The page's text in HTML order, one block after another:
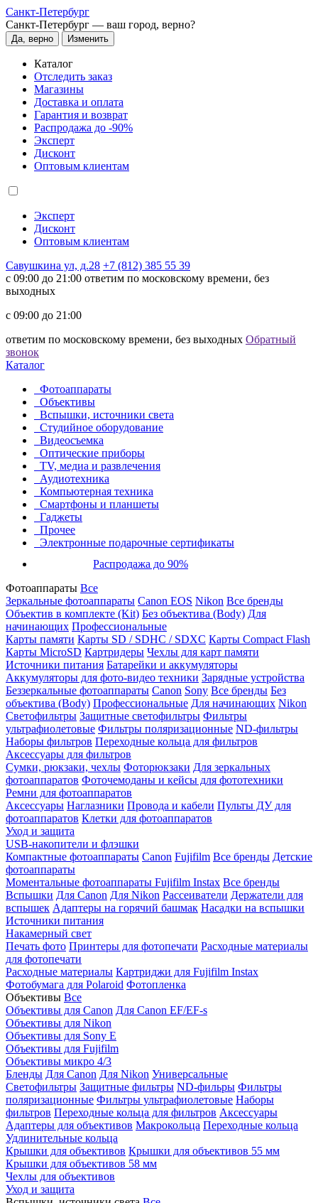
Санкт-Петербург
Санкт-Петербург — ваш город, верно?
Да, верно Изменить
Каталог
Отследить заказ
Магазины
Доставка и оплата
Гарантия и возврат
Распродажа до -90%
Эксперт
Дисконт
Оптовым клиентам
Эксперт
Дисконт
Оптовым клиентам
Савушкина ул, д.28 +7 (812) 385 55 39
c 09:00 до 21:00 ответим по московскому времени, без
выходных
c 09:00 до 21:00
ответим по московскому времени, без выходных Обратный
звонок
Каталог
Фотоаппараты
Объективы
Вспышки, источники света
Студийное оборудование
Видеосъемка
Оптические приборы
TV, медиа и развлечения
Аудиотехника
Компьютерная техника
Смартфоны и планшеты
Гаджеты
Прочее
Электронные подарочные сертификаты
Распродажа до 90%
Фотоаппараты Все
Зеркальные фотоаппараты Canon EOS Nikon Все бренды
Объектив в комплекте (Kit) Без объектива (Body) Для
начинающих Профессиональные
Карты памяти Карты SD / SDHC / SDXC Карты Compact Flash
Карты MicroSD Картридеры Чехлы для карт памяти
Источники питания Батарейки и аккумуляторы
Аккумуляторы для фото-видео техники Зарядные устройства
Беззеркальные фотоаппараты Canon Sony Все бренды Без
объектива (Body) Профессиональные Для начинающих Nikon
Светофильтры Защитные светофильтры Фильтры
ультрафиолетовые Фильтры поляризационные ND-фильтры
Наборы фильтров Переходные кольца для фильтров
Аксессуары для фильтров
Сумки, рюкзаки, чехлы Фоторюкзаки Для зеркальных
фотоаппаратов Фоточемоданы и кейсы для фототехники
Ремни для фотоаппаратов
Аксессуары Наглазники Провода и кабели Пульты ДУ для
фотоаппаратов Клетки для фотоаппаратов
Уход и защита
USB-накопители и флэшки
Компактные фотоаппараты Canon Fujifilm Все бренды Детские
фотоаппараты
Моментальные фотоаппараты Fujifilm Instax Все бренды
Вспышки Для Canon Для Nikon Рассеиватели Держатели для
вспышек Адаптеры на горячий башмак Насадки на вспышки
Источники питания
Накамерный свет
Печать фото Принтеры для фотопечати Расходные материалы
для фотопечати
Расходные материалы Картриджи для Fujifilm Instax
Фотобумага для Polaroid Фотопленка
Объективы Все
Объективы для Canon Для Canon EF/EF-s
Объективы для Nikon
Объективы для Sony E
Объективы для Fujifilm
Объективы микро 4/3
Бленды Для Canon Для Nikon Универсальные
Светофильтры Защитные фильтры ND-фильры Фильтры
поляризационные Фильтры ультрафиолетовые Наборы
фильтров Переходные кольца для фильтров Аксессуары
Адаптеры для объективов Макрокольца Переходные кольца
Удлинительные кольца
Крышки для объективов Крышки для объективов 55 мм
Крышки для объективов 58 мм
Чехлы для объективов
Уход и защита